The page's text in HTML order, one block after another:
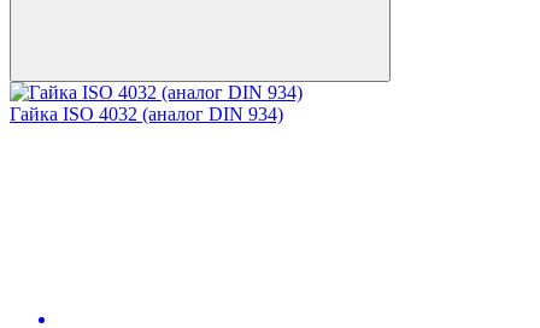
Гайка ISO 4032 (аналог DIN 934)